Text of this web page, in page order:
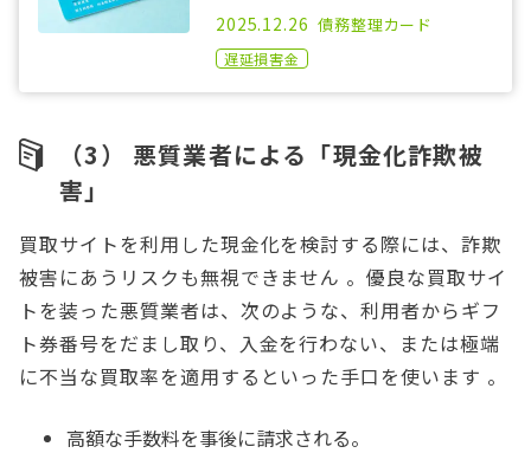
2021.02.17
2025.12.26 債務整理カード
遅延損害金
（3） 悪質業者による「現金化詐欺被
害」
買取サイトを利用した現金化を検討する際には、詐欺
被害にあうリスクも無視できません 。優良な買取サイ
トを装った悪質業者は、次のような、利用者からギフ
ト券番号をだまし取り、入金を行わない、または極端
に不当な買取率を適用するといった手口を使います 。
高額な手数料を事後に請求される。